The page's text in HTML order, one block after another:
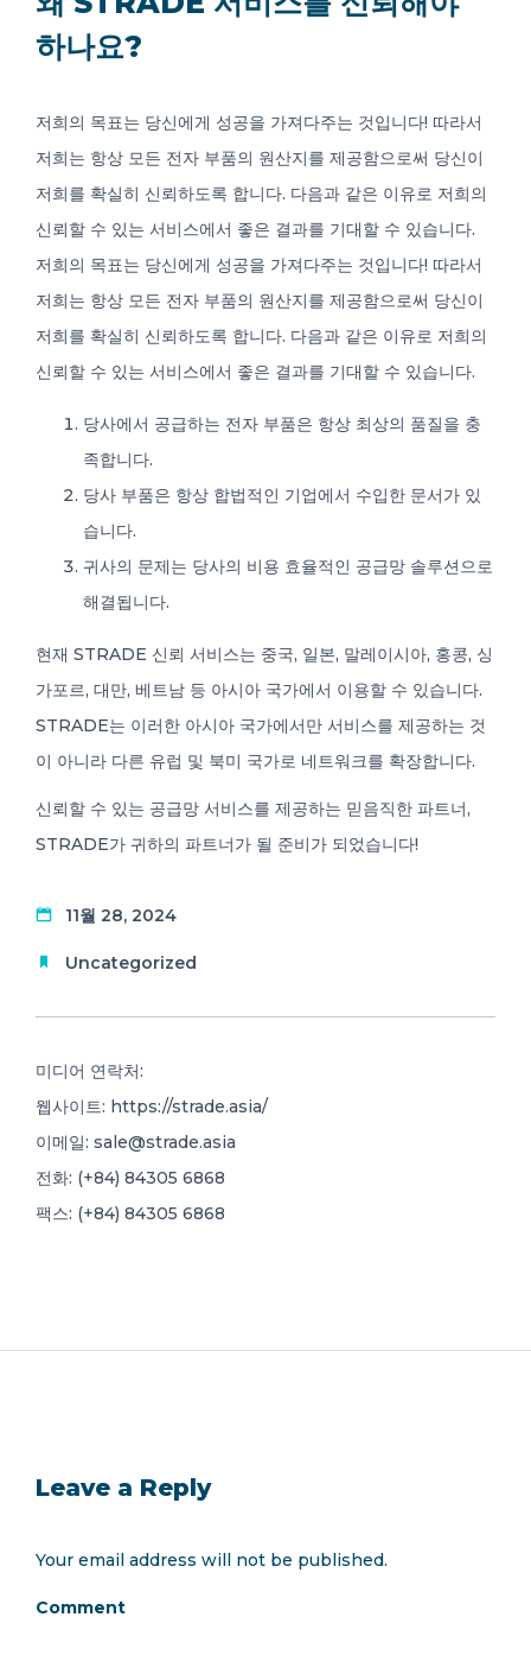
하나요?
저희의 목표는 당신에게 성공을 가져다주는 것입니다! 따라서
저희는 항상 모든 전자 부품의 원산지를 제공함으로써 당신이
저희를 확실히 신뢰하도록 합니다. 다음과 같은 이유로 저희의
신뢰할 수 있는 서비스에서 좋은 결과를 기대할 수 있습니다.
저희의 목표는 당신에게 성공을 가져다주는 것입니다! 따라서
저희는 항상 모든 전자 부품의 원산지를 제공함으로써 당신이
저희를 확실히 신뢰하도록 합니다. 다음과 같은 이유로 저희의
신뢰할 수 있는 서비스에서 좋은 결과를 기대할 수 있습니다.
당사에서 공급하는 전자 부품은 항상 최상의 품질을 충
족합니다.
당사 부품은 항상 합법적인 기업에서 수입한 문서가 있
습니다.
귀사의 문제는 당사의 비용 효율적인 공급망 솔루션으로
해결됩니다.
현재 STRADE 신뢰 서비스는 중국, 일본, 말레이시아, 홍콩, 싱
가포르, 대만, 베트남 등 아시아 국가에서 이용할 수 있습니다.
STRADE는 이러한 아시아 국가에서만 서비스를 제공하는 것
이 아니라 다른 유럽 및 북미 국가로 네트워크를 확장합니다.
신뢰할 수 있는 공급망 서비스를 제공하는 믿음직한 파트너,
STRADE가 귀하의 파트너가 될 준비가 되었습니다!
11월 28, 2024
Uncategorized
미디어 연락처:
웹사이트: https://strade.asia/
이메일: sale@strade.asia
전화: (+84) 84305 6868
팩스: (+84) 84305 6868
Leave a Reply
Your email address will not be published.
Comment